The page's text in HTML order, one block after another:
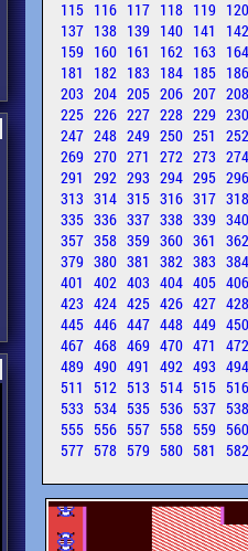
115 116 117 118 119
137 138 139 140 141
159 160 161 162 163
181
182 183 184 185
203 204 205 206 207
225 226 227 228 229
247 248 249 250 251
269 270 271 272 273
291 292 293 294 295
313 314 315 316 317
335 336 337 338 339
357 358 359 360 361
379 380 381 382 383
401 402 403 404 405
423 424 425 426 427
445 446 447 448 449
467 468 469 470 471
489 490 491 492 493
511 512 513 514 515
533 534 535 536 537
555 556 557 558 559
577 578 579 580 581